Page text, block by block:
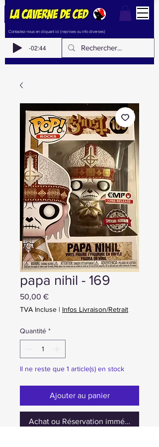
Contactez-nous en cliquant ici (reprises ou info diverses)
-02:44
papa nihil - 169
50,00 €Prix
TVA Incluse | Infos Livraison/Retrait
Quantité *
Il ne reste que 1 article(s) en stock
Ajouter au panier
Achat ou Réservation immédiate